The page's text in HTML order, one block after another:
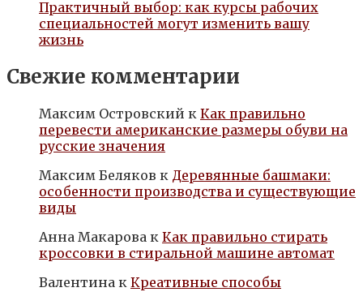
Практичный выбор: как курсы рабочих
специальностей могут изменить вашу
жизнь
Свежие комментарии
Максим Островский к Как правильно
перевести американские размеры обуви на
русские значения
Максим Беляков к Деревянные башмаки:
особенности производства и существующие
виды
Анна Макарова к Как правильно стирать
кроссовки в стиральной машине автомат
Валентина к Креативные способы